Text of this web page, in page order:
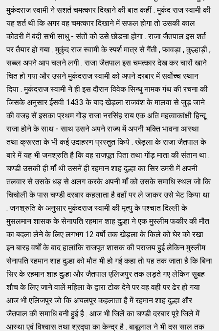
मुकंदराज स्वामी ने सशर्त चमत्कार दिखाने की बात कहीं . मुकंद राज स्वामी की
यह शर्त थी कि अगर वह चमत्कार दिखाने में सफल होगा तो उसकी काल
कोठरी में बंदी सभी साधु - संतों को उसे छोडऩा होगा . राजा जैतपाल इस शर्त
पर तैयार हो गया . मुकुंद राज स्वामी के स्पर्श मात्र से गैंती , फावड़ा , कुल्हाड़ी ,
सब्ब्ल अपने आप चलने लगी . राजा जैतपाल इस चमत्कार देख कर चारों खाने
चित हो गया और उसने मुकंदराज स्वामी को अपने दरबार में सर्वोच्च स्थान
दिया . मुकंदराज स्वामी ने ही इस दौरान विवेक सिन्धु नामक गंथ की रचना की
जिसके अनुसार ईसवी 1433 के बाद खेड़ला राजवंश के मालवा से जुड़ जाने
की वजह सें इसका प्रथम गोंड़ राजा नरसिंह राय एक अति महत्वाकांक्षी हिन्दू
राजा होने के साथ - साथ उसने अपने राज्य में अपनी भक्ति भावना आस्था
तथा क्रूरता के भी कई उदाहरण प्रस्तुत किये . खेड़ला के राजा जैतपाल के
बारे में यह भी जनश्रुति है कि वह राजपूत पिता तथा गोंड़ माता की संतान था .
चण्डी उसकी ही माँ थी उसनें ही रहमान शाह दुल्हा का सिर उमरी में अपनी
तलवार से उसके धड़ से अलग करके अपनी माँ को उसके समाधि स्थल जो कि
चिचोली के पास चण्डी दरबार कहलाता है वहाँ पर ले जाकर उसे भेट किया था
. जनश्रुति के अनुसार मुकंदराज स्वामी की मृत्यु के पश्चात दिल्ली के
मुसलमान शासक के सेनापति रहमान शाह दुल्हा ने एक मुस्लीम फकीर की मौत
का बदला लेने के लिए लगभग 12 वर्षो तक खेड़ला के किले को घेर को रखा
इन बारह वर्षों के बाद हालांकि राजपूत शासक की पराजय हुई लेकिन मुस्लीम
सेनापति रहमान शाह दुल्हा को मौत भी हो गई कहा तो यह तक जाता है कि बिना
सिर के रहमान शाह दुल्हा और जैतपाल एलिजपुर तक लड़ते गए लेकिन सुबह
शौच के लिए जाने वालें महिला के द्वारा टोक देने पर वह वही पर ढेर हो गया
आज भी एलिजपुर जो कि अचलपुर कहलाता है में रहमान शाह दुल्हा और
जैतपाल की समाधि बनी हुई है . आज भी जिलें का चण्डी दरबार पूरे जिले में
आस्था एवं विश्वास तथा श्रद्घा का केन्द्र है . बाबूलाल ने भी दस साल तक